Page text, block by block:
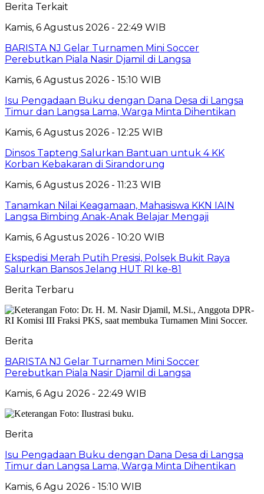
Berita Terkait
Kamis, 6 Agustus 2026 - 22:49 WIB
BARISTA NJ Gelar Turnamen Mini Soccer
Perebutkan Piala Nasir Djamil di Langsa
Kamis, 6 Agustus 2026 - 15:10 WIB
Isu Pengadaan Buku dengan Dana Desa di Langsa
Timur dan Langsa Lama, Warga Minta Dihentikan
Kamis, 6 Agustus 2026 - 12:25 WIB
Dinsos Tapteng Salurkan Bantuan untuk 4 KK
Korban Kebakaran di Sirandorung
Kamis, 6 Agustus 2026 - 11:23 WIB
Tanamkan Nilai Keagamaan, Mahasiswa KKN IAIN
Langsa Bimbing Anak-Anak Belajar Mengaji
Kamis, 6 Agustus 2026 - 10:20 WIB
Ekspedisi Merah Putih Presisi, Polsek Bukit Raya
Salurkan Bansos Jelang HUT RI ke-81
Berita Terbaru
Berita
BARISTA NJ Gelar Turnamen Mini Soccer
Perebutkan Piala Nasir Djamil di Langsa
Kamis, 6 Agu 2026 - 22:49 WIB
Berita
Isu Pengadaan Buku dengan Dana Desa di Langsa
Timur dan Langsa Lama, Warga Minta Dihentikan
Kamis, 6 Agu 2026 - 15:10 WIB